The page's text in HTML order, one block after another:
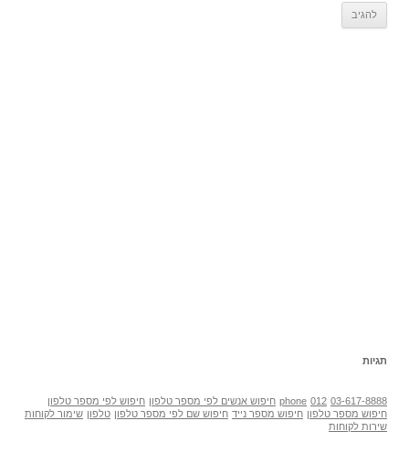
תגיות
03-617-8888
012
phone חיפוש אנשים לפי מספר טלפון חיפוש לפי מספר טלפון
חיפוש מספר טלפון חיפוש מספר נייד חיפוש שם לפי מספר טלפון טלפון שימור לקוחות
שירות לקוחות